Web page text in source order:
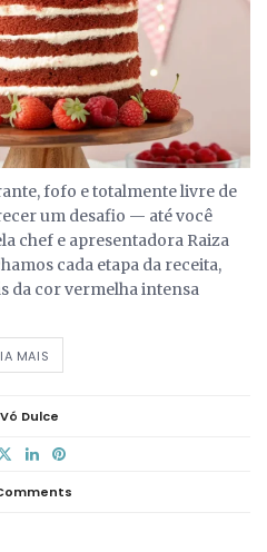
fofo e totalmente livre de
um desafio — até você
chef e apresentadora Raiza
cada etapa da receita,
da cor vermelha intensa
MAIS
Vó Dulce